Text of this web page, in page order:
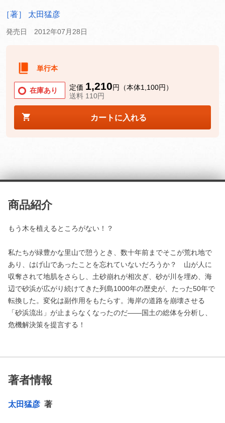
［著］ 太田猛彦
発売日 2012年07月28日
単行本
在庫あり 定価 1,210円（本体1,100円）
送料 110円
カートに入れる
商品紹介
もう木を植えるところがない！？
私たちが緑豊かな里山で憩うとき、数十年前までそこが荒れ地で
あり、はげ山であったことを忘れていないだろうか？ 山が人に
収奪されて地肌をさらし、土砂崩れが相次ぎ、砂が川を埋め、海
辺で砂浜が広がり続けてきた列島1000年の歴史が、たった50年で
転換した。変化は副作用をもたらす。海岸の道路を崩壊させる
「砂浜流出」が止まらなくなったのだ――国土の総体を分析し、
危機解決策を提言する！
著者情報
太田猛彦 著